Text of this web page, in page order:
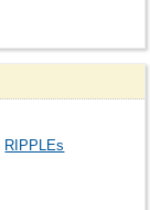
RIPPLEs